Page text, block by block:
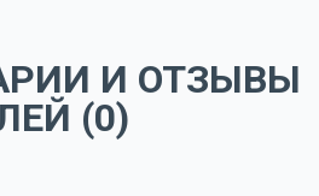
И ОТЗЫВЫ
(0)